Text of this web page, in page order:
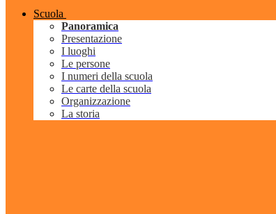
Scuola
Panoramica
Presentazione
I luoghi
Le persone
I numeri della scuola
Le carte della scuola
Organizzazione
La storia